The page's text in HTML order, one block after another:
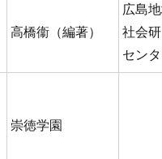
高橋衞（編著）
広島
社会
セン
崇徳学園